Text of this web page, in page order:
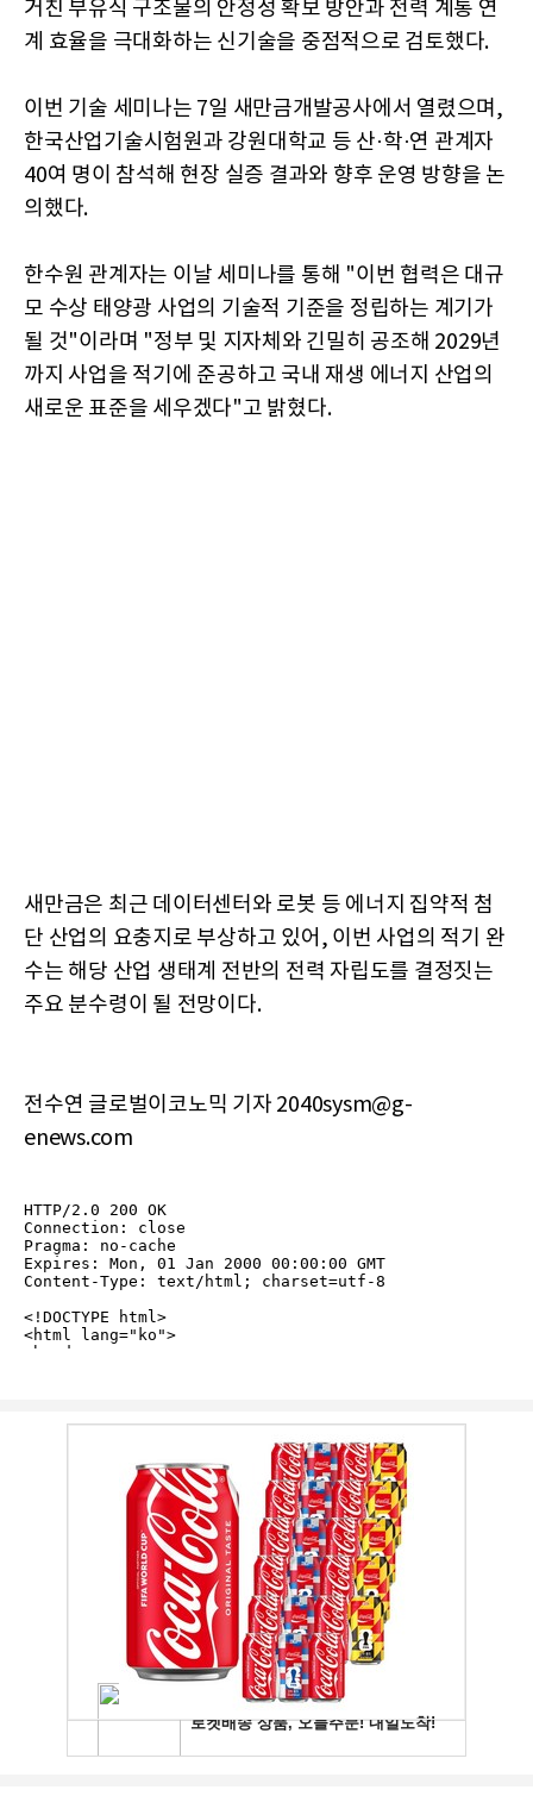
거친 부유식 구조물의 안정성 확보 방안과 전력 계통 연
계 효율을 극대화하는 신기술을 중점적으로 검토했다.
이번 기술 세미나는 7일 새만금개발공사에서 열렸으며,
한국산업기술시험원과 강원대학교 등 산·학·연 관계자
40여 명이 참석해 현장 실증 결과와 향후 운영 방향을 논
의했다.
한수원 관계자는 이날 세미나를 통해 "이번 협력은 대규
모 수상 태양광 사업의 기술적 기준을 정립하는 계기가
될 것"이라며 "정부 및 지자체와 긴밀히 공조해 2029년
까지 사업을 적기에 준공하고 국내 재생 에너지 산업의
새로운 표준을 세우겠다"고 밝혔다.
새만금은 최근 데이터센터와 로봇 등 에너지 집약적 첨
단 산업의 요충지로 부상하고 있어, 이번 사업의 적기 완
수는 해당 산업 생태계 전반의 전력 자립도를 결정짓는
주요 분수령이 될 전망이다.
전수연 글로벌이코노믹 기자 2040sysm@g-
enews.com